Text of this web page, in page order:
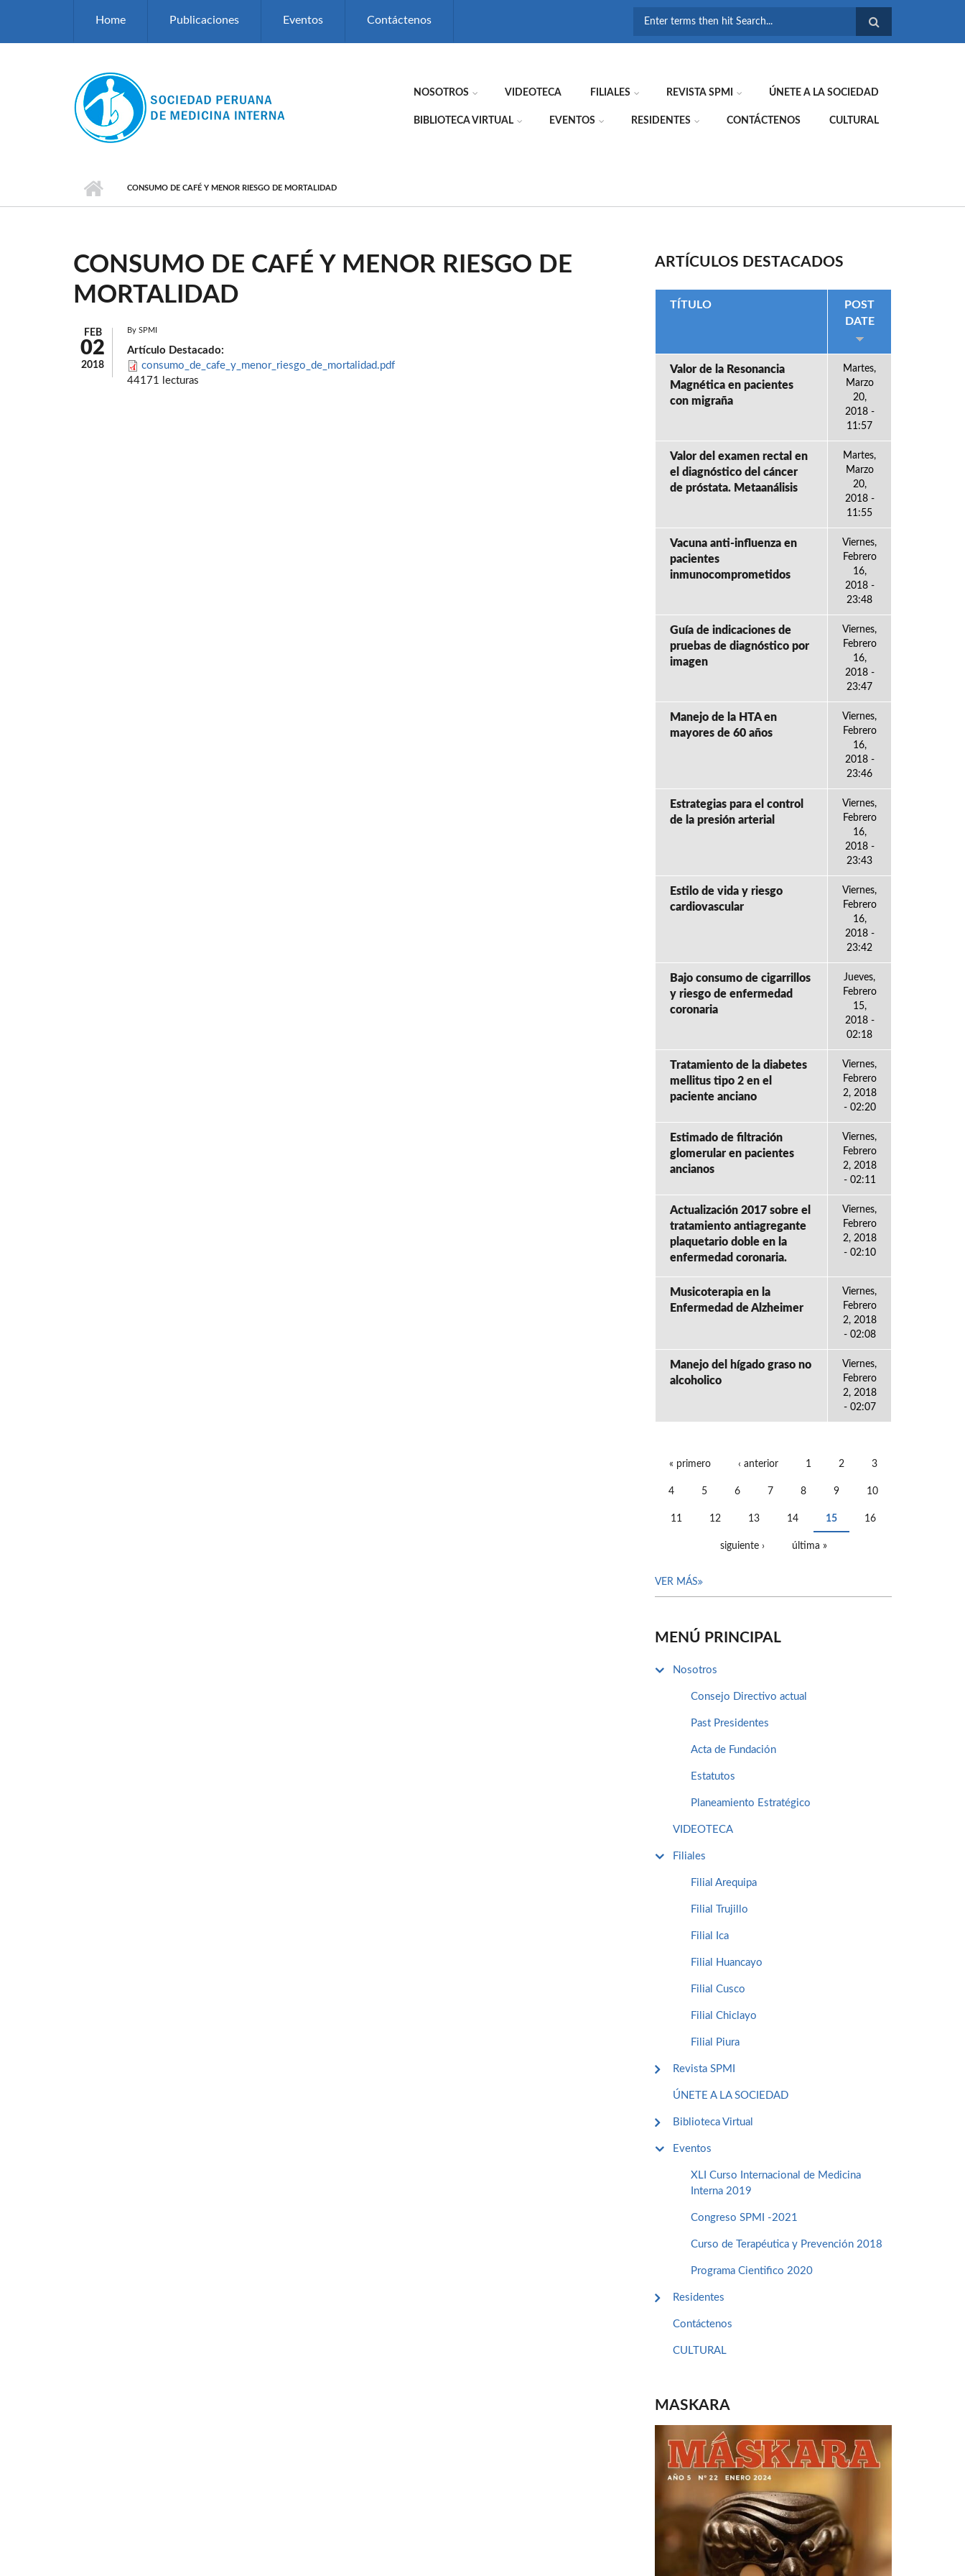
Home Publicaciones Eventos Contáctenos
NOSOTROS VIDEOTECA FILIALES REVISTA SPMI ÚNETE A LA SOCIEDAD
BIBLIOTECA VIRTUAL EVENTOS RESIDENTES CONTÁCTENOS CULTURAL
CONSUMO DE CAFÉ Y MENOR RIESGO DE MORTALIDAD
CONSUMO DE CAFÉ Y MENOR RIESGO DE
MORTALIDAD
FEB
02
2018
By SPMI
Artículo Destacado:
consumo_de_cafe_y_menor_riesgo_de_mortalidad.pdf
44171 lecturas
ARTÍCULOS DESTACADOS
TÍTULO
POST
DATE
Valor de la Resonancia
Magnética en pacientes
con migraña
Martes,
Marzo
20,
2018 -
11:57
Valor del examen rectal en
el diagnóstico del cáncer
de próstata. Metaanálisis
Martes,
Marzo
20,
2018 -
11:55
Vacuna anti-influenza en
pacientes
inmunocomprometidos
Viernes,
Febrero
16,
2018 -
23:48
Guía de indicaciones de
pruebas de diagnóstico por
imagen
Viernes,
Febrero
16,
2018 -
23:47
Manejo de la HTA en
mayores de 60 años
Viernes,
Febrero
16,
2018 -
23:46
Estrategias para el control
de la presión arterial
Viernes,
Febrero
16,
2018 -
23:43
Estilo de vida y riesgo
cardiovascular
Viernes,
Febrero
16,
2018 -
23:42
Bajo consumo de cigarrillos
y riesgo de enfermedad
coronaria
Jueves,
Febrero
15,
2018 -
02:18
Tratamiento de la diabetes
mellitus tipo 2 en el
paciente anciano
Viernes,
Febrero
2, 2018
- 02:20
Estimado de filtración
glomerular en pacientes
ancianos
Viernes,
Febrero
2, 2018
- 02:11
Actualización 2017 sobre el
tratamiento antiagregante
plaquetario doble en la
enfermedad coronaria.
Viernes,
Febrero
2, 2018
- 02:10
Musicoterapia en la
Enfermedad de Alzheimer
Viernes,
Febrero
2, 2018
- 02:08
Manejo del hígado graso no
alcoholico
Viernes,
Febrero
2, 2018
- 02:07
« primero ‹ anterior 1 2 3
4 5 6 7 8 9 10
11 12 13 14 15 16
siguiente › última »
VER MÁS
MENÚ PRINCIPAL
Nosotros
Consejo Directivo actual
Past Presidentes
Acta de Fundación
Estatutos
Planeamiento Estratégico
VIDEOTECA
Filiales
Filial Arequipa
Filial Trujillo
Filial Ica
Filial Huancayo
Filial Cusco
Filial Chiclayo
Filial Piura
Revista SPMI
ÚNETE A LA SOCIEDAD
Biblioteca Virtual
Eventos
XLI Curso Internacional de Medicina
Interna 2019
Congreso SPMI -2021
Curso de Terapéutica y Prevención 2018
Programa Cientifico 2020
Residentes
Contáctenos
CULTURAL
MASKARA